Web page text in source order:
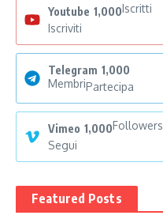
Youtube 1,000Iscritti
Iscriviti
Telegram 1,000
MembriPartecipa
Vimeo 1,000Followers
Segui
Featured Posts